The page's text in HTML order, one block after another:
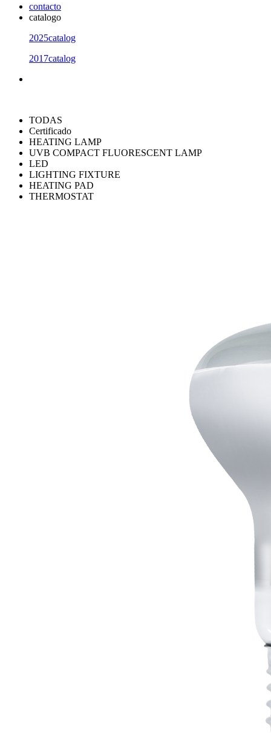
contacto
catalogo
2025catalog
2017catalog
TODAS
Certificado
HEATING LAMP
UVB COMPACT FLUORESCENT LAMP
LED
LIGHTING FIXTURE
HEATING PAD
THERMOSTAT